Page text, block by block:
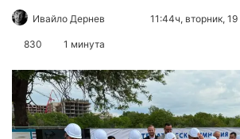
Ивайло Дернев
Send11:44ч, вторник,
830 1 минута